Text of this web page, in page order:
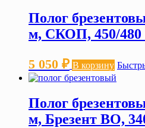
Полог
м, СКОП, 450/480
5 050 ₽ В корзину
Полог
м, Брезент ВО,